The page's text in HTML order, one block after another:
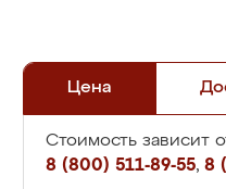
Цена
Стоимость зависит
8 (800) 511-89-55, 8